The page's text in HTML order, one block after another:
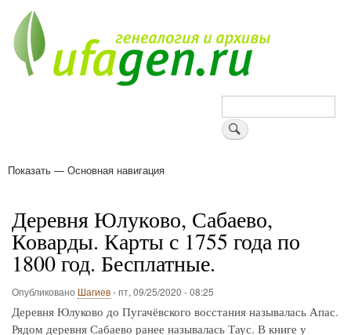
основному
содержанию
Поиск
Основная
Показать — Основная навигация
Деревня Юлуково, Сабаево,
Коварды. Карты с 1755 года по
1800 год. Бесплатные.
Опубликовано Шагиев-пт, 09/25/2020 - 08:25
Деревня Юлуково до Пугачёвского восстания называлась Апас.
Рядом деревня Сабаево ранее называлась Таус. В книге у